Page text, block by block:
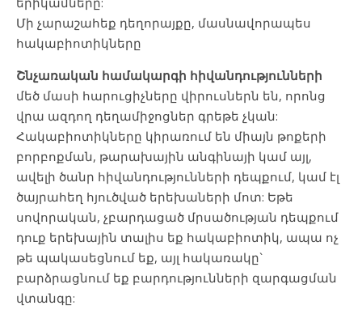
Մի չարաշահեք դեղորայքը, մասնավորապես
հակաբիոտիկները
Շնչառական համակարգի հիվանդությունների
մեծ մասի հարուցիչները վիրուսներն են, որոնց
վրա ազդող դեղամիջոցներ գրեթե չկան:
Հակաբիոտիկները կիրառում են միայն թոքերի
բորբոքման, թարախային անգինայի կամ այլ,
ավելի ծանր հիվանդությունների դեպքում, կամ էլ
ծայրահեղ հյուծված երեխաների մոտ: Եթե
սովորական, չբարդացած մրսածության դեպքում
դուք երեխային տալիս եք հակաբիոտիկ, ապա ոչ
թե պակասեցնում եք, այլ հակառակը`
բարձրացնում եք բարդությունների զարգացման
վտանգը: